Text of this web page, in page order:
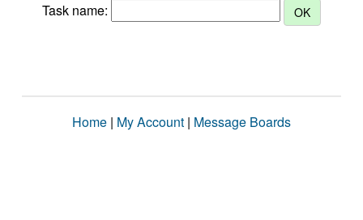
Task name:
Home | My Account | Message Boards